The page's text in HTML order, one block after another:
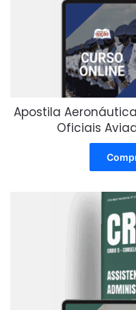
Apostila
Oficiais